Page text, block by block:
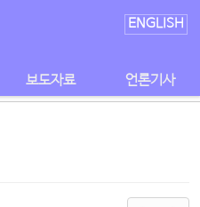
ENGLISH
보도자료 언론기사